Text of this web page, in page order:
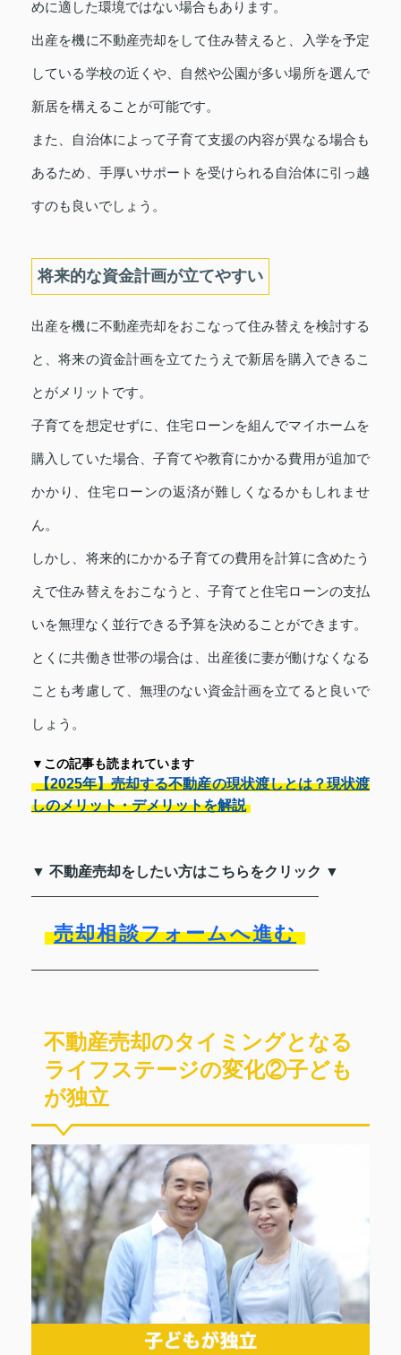
めに適した環境ではない場合もあります。
出産を機に不動産売却をして住み替えると、入学を予定
している学校の近くや、自然や公園が多い場所を選んで
新居を構えることが可能です。
また、自治体によって子育て支援の内容が異なる場合も
あるため、手厚いサポートを受けられる自治体に引っ越
すのも良いでしょう。
将来的な資金計画が立てやすい
出産を機に不動産売却をおこなって住み替えを検討する
と、将来の資金計画を立てたうえで新居を購入できるこ
とがメリットです。
子育てを想定せずに、住宅ローンを組んでマイホームを
購入していた場合、子育てや教育にかかる費用が追加で
かかり、住宅ローンの返済が難しくなるかもしれませ
ん。
しかし、将来的にかかる子育ての費用を計算に含めたう
えで住み替えをおこなうと、子育てと住宅ローンの支払
いを無理なく並行できる予算を決めることができます。
とくに共働き世帯の場合は、出産後に妻が働けなくなる
ことも考慮して、無理のない資金計画を立てると良いで
しょう。
▼この記事も読まれています
【2025年】売却する不動産の現状渡しとは？現状渡
しのメリット・デメリットを解説
▼ 不動産売却をしたい方はこちらをクリック ▼
売却相談フォームへ進む
不動産売却のタイミングとなる
ライフステージの変化②子ども
が独立